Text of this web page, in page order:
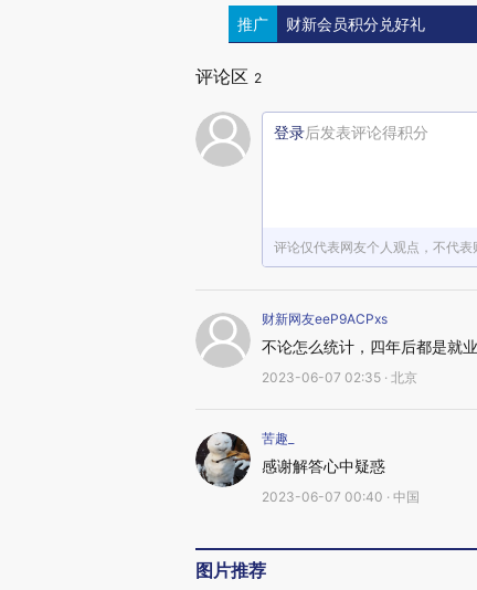
推广 财新会员积分兑好礼
评论区 2
登录后发表评论得积分
评论仅代表网友个人观点，不代表
财新网友eeP9ACPxs
不论怎么统计，四年后都是就
2023-06-07 02:35 · 北京
苦趣_
感谢解答心中疑惑
2023-06-07 00:40 · 中国
图片推荐